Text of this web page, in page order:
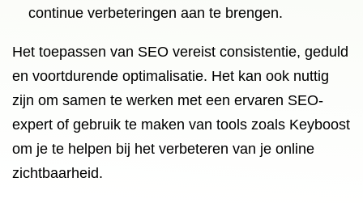
continue verbeteringen aan te brengen.
Het toepassen van SEO vereist consistentie, geduld
en voortdurende optimalisatie. Het kan ook nuttig
zijn om samen te werken met een ervaren SEO-
expert of gebruik te maken van tools zoals Keyboost
om je te helpen bij het verbeteren van je online
zichtbaarheid.